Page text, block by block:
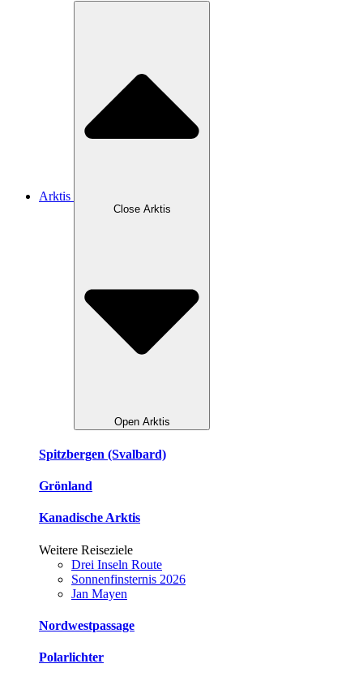
Arktis
Close Arktis
Open Arktis
Spitzbergen (Svalbard)
Grönland
Kanadische Arktis
Weitere Reiseziele
Drei Inseln Route
Sonnenfinsternis 2026
Jan Mayen
Nordwestpassage
Polarlichter